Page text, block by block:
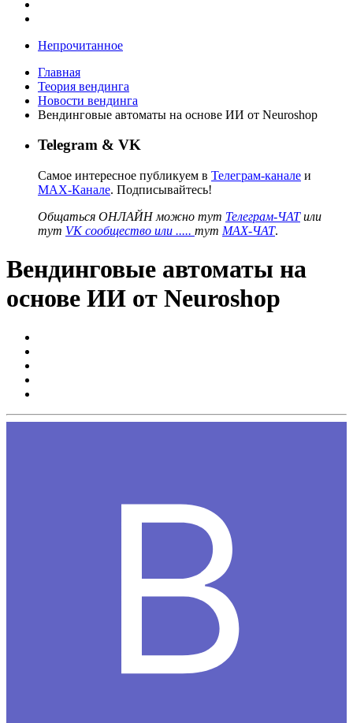
Непрочитанное
Главная
Теория вендинга
Новости вендинга
Вендинговые автоматы на основе ИИ от Neuroshop
Telegram & VK
Самое интересное публикуем в Телеграм-канале и
MAX-Канале. Подписывайтесь!
Общаться ОНЛАЙН можно тут Телеграм-ЧАТили
тут VK сообщество или ..... тут MAX-ЧАТ.
Вендинговые автоматы на
основе ИИ от Neuroshop